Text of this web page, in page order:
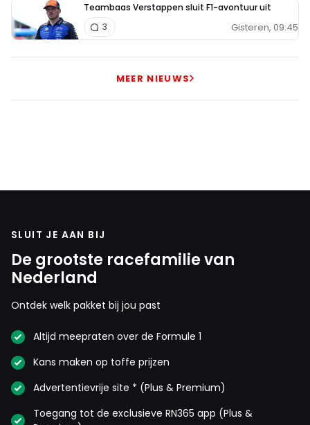
Teambaas Verstappen sluit F1-avontuur uit
Gisteren, 09:45
3
MEER NIEUWS
SLUIT JE AAN BIJ
De grootste racefamilie van
Nederland
Ontdek welk pakket bij jou past
Altijd meepraten over de Formule 1
Kans maken op toffe prijzen
Advertentievrije site * (Plus & Premium)
Toegang tot de exclusieve RN365 app (Plus &